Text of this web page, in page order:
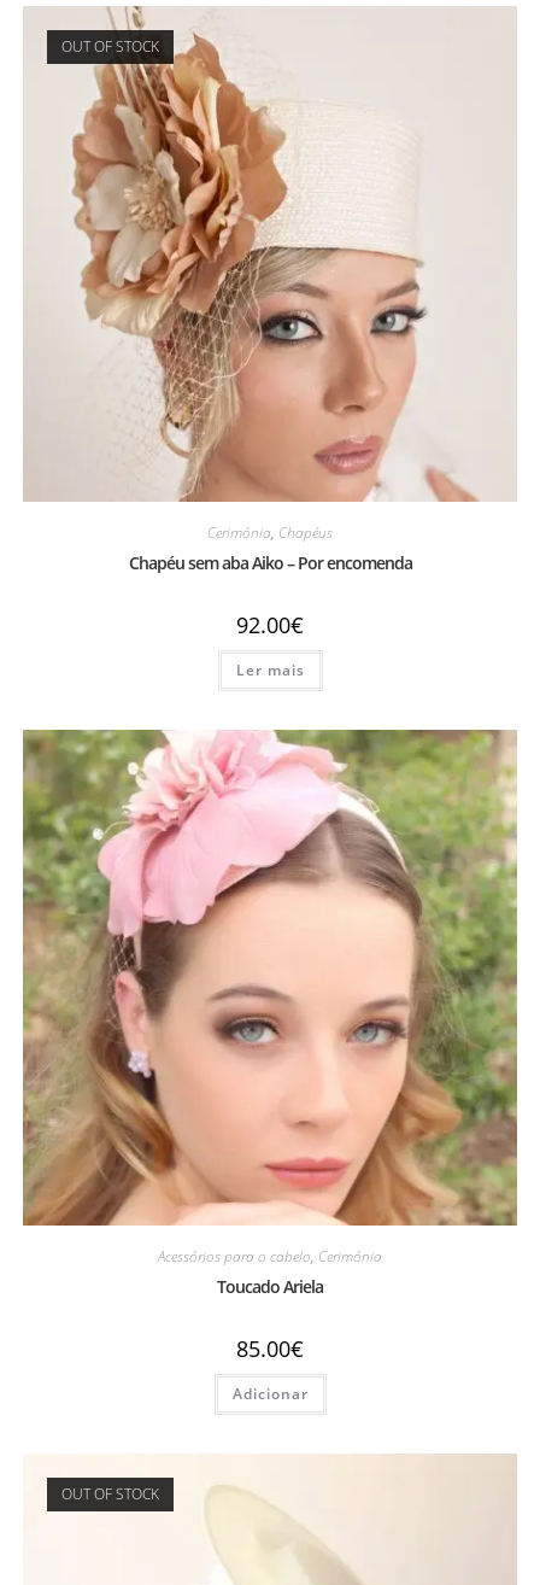
OUT OF STOCK
Cerimónia, Chapéus
Chapéu sem aba Aiko – Por encomenda
92.00€
Ler mais
Acessórios para o cabelo, Cerimónia
Toucado Ariela
85.00€
Adicionar
OUT OF STOCK